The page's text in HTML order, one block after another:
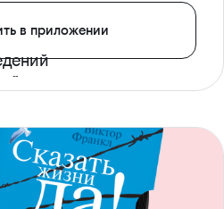
в приложении